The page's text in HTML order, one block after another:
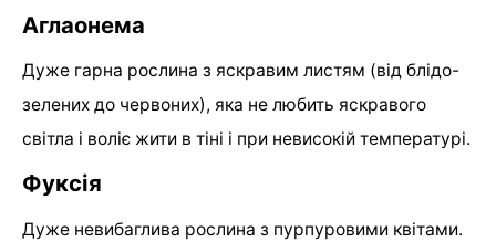
Аглаонема
Дуже гарна рослина з яскравим листям (від блідо-
зелених до червоних), яка не любить яскравого
світла і воліє жити в тіні і при невисокій температурі.
Фуксія
Дуже невибаглива рослина з пурпуровими квітами.